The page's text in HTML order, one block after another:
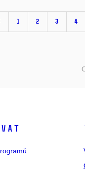
1 2 3 4